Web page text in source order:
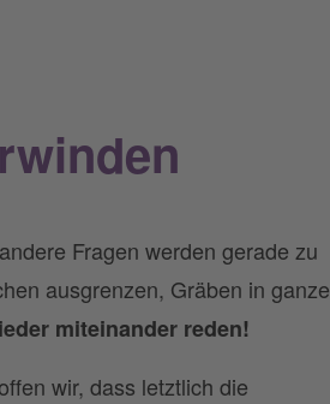
Fragen werden gerade zu
ausgrenzen, Gräben in ganze
miteinander reden!
wir, dass letztlich die